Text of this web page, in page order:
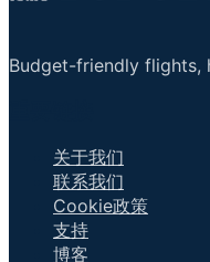
Budget-friendly flights,
关于我们
联系我们
Cookie政策
支持
博客